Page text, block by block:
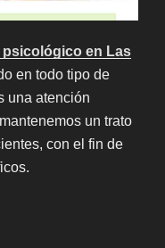
psicológico en Las
en todo tipo de
una atención
un trato
con el fin de